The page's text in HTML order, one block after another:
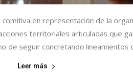
en representación de la
territoriales articuladas que
de seguir concretando lineamientos
Leer más